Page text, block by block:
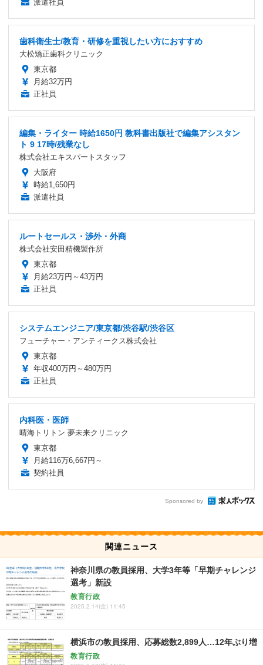
派遣社員
歯科衛生士/教育・研修を重視したい方におすすめ
大松矯正歯科クリニック
東京都
月給32万円
正社員
編集・ライター 時給1650円 教科書出版社で編集アシスタン
ト 9 17時/残業なし
株式会社エキスパートスタッフ
大阪府
時給1,650円
派遣社員
ルートセールス・渉外・外商
株式会社安田精機製作所
東京都
月給23万円～43万円
正社員
システムエンジニア/東京都/渋谷駅/渋谷区
フューチャー・アンティークス株式会社
東京都
年収400万円～480万円
正社員
内科医・医師
晴海トリトン 夢未来クリニック
東京都
月給116万6,667円～
契約社員
Sponsored by
関連ニュース
神奈川県の教員採用、大学3年等「早期チャレンジ
選考」新設
教育行政
2025.2.14(金) 11:45
横浜市の教員採用、応募総数2,899人…12年ぶり増
教育行政